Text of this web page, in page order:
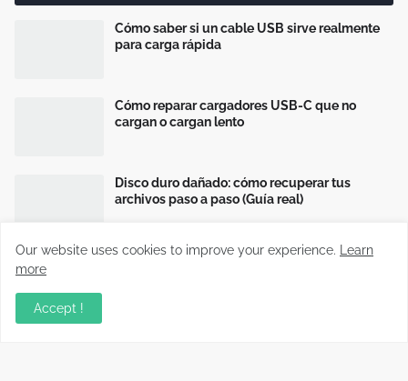
Cómo saber si un cable USB sirve realmente
para carga rápida
Cómo reparar cargadores USB-C que no
cargan o cargan lento
Disco duro dañado: cómo recuperar tus
archivos paso a paso (Guía real)
Our website uses cookies to improve your experience.
Learn
more
Accept !